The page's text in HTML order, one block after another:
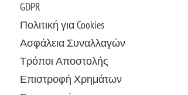
GDPR
Πολιτική για Cookies
Ασφάλεια Συναλλαγών
Τρόποι Αποστολής
Επιστροφή Χρημάτων